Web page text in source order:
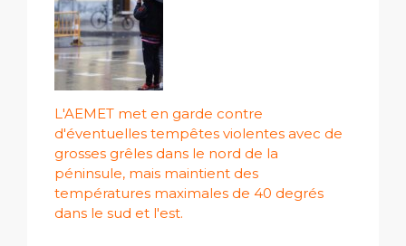
L'AEMET met en garde contre
d'éventuelles tempêtes violentes avec de
grosses grêles dans le nord de la
péninsule, mais maintient des
températures maximales de 40 degrés
dans le sud et l'est.